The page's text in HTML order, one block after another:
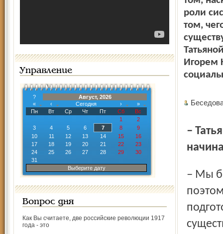
Управление
?
Август, 2026
«
‹ Сегодня ›
»
Пн
Вт Ср Чт Пт Сб
Вс
1
2
3
4 5 6 7 8
9
10
11 12 13 14 15
16
17
18 19 20 21 22
23
24
25 26 27 28 29
30
31
Выберите дату
Вопрос дня
Как Вы считаете, две российские революции 1917
года - это
роли
том,
Игорем
– Татьяна Павловна, расскажите, пожалуйста, как вы
– Мы были первым подобным центром в Ярославле,